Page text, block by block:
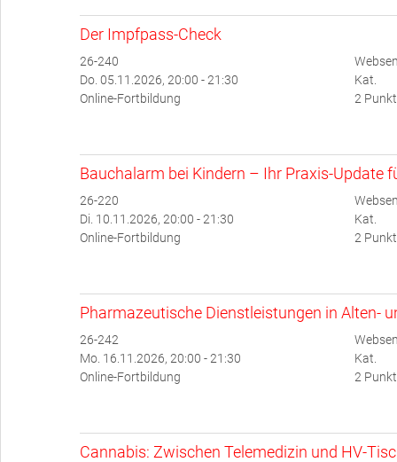
Der Impfpass-Check
26-240
Do. 05.11.2026, 20:00 - 21:30
Online-Fortbildung
Kat.
2
Bauchalarm bei Kindern – Ihr Praxis-Update
26-220
Di. 10.11.2026, 20:00 - 21:30
Online-Fortbildung
Kat.
2
Pharmazeutische Dienstleistungen in Alten-
26-242
Mo. 16.11.2026, 20:00 - 21:30
Online-Fortbildung
Kat.
2
Cannabis: Zwischen Telemedizin und HV-